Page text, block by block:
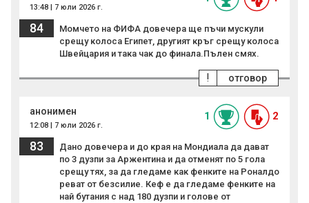
13:48 | 7 юли 2026 г.
84
Момчето на ФИФА довечера ще пъчи мускули
срещу колоса Египет, другият кръг срещу колоса
Швейцария и така чак до финала.Пълен смях.
отговор
!
анонимен
12:08 | 7 юли 2026 г.
1 2
83
Дано довечера и до края на Мондиала да дават
по 3 дузпи за Аржентина и да отменят по 5 гола
срещу тях, за да гледаме как фенките на Роналдо
реват от безсилие. Кеф е да гледаме фенките на
най бутания с над 180 дузпи и голове от